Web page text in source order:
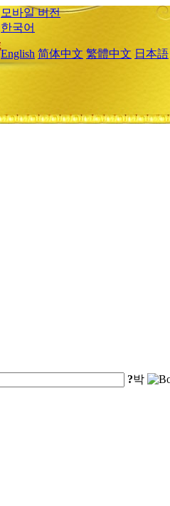
모바일 버전
한국어
English 简体中文 繁體中文 日本語
?박